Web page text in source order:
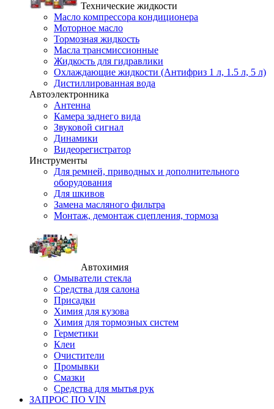
Технические жидкости
Масло компрессора кондиционера
Моторное масло
Тормозная жидкость
Масла трансмиссионные
Жидкость для гидравлики
Охлаждающие жидкости (Антифриз 1 л, 1.5 л, 5 л)
Дистиллированная вода
Автоэлектронника
Антенна
Камера заднего вида
Звуковой сигнал
Динамики
Видеорегистратор
Инструменты
Для ремней, приводных и дополнительного
оборудования
Для шкивов
Замена масляного фильтра
Монтаж, демонтаж сцепления, тормоза
Автохимия
Омыватели стекла
Средства для салона
Присадки
Химия для кузова
Химия для тормозных систем
Герметики
Клеи
Очистители
Промывки
Смазки
Средства для мытья рук
ЗАПРОС ПО VIN